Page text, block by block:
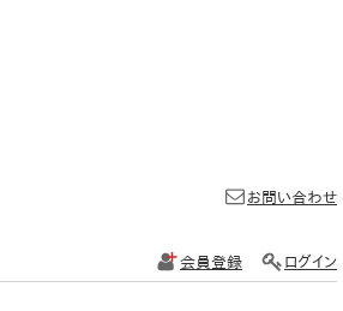
お問い合わせ
会員登録 ログイン